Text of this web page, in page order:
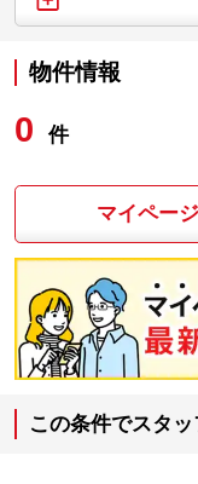
物件情報
0 件
マイペー
この条件でスタ